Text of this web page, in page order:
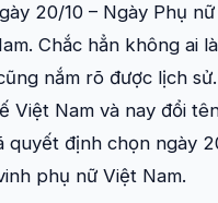
20/10 – Ngày Phụ
Chắc hẳn không ai
nắm rõ được lịch
Việt Nam và nay đổi
quyết định chọn ngày
phụ nữ Việt Nam.